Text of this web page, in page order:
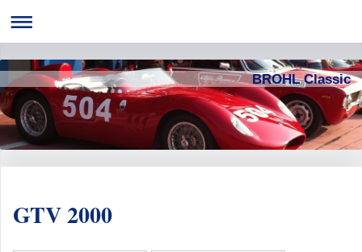
BROHL Classic
GTV 2000